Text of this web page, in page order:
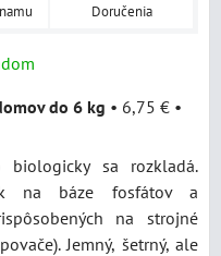
Doručenia
do 6 kg • 6,75 € •
sa rozkladá.
na báze fosfátov a
na strojné
Jemný, šetrný, ale